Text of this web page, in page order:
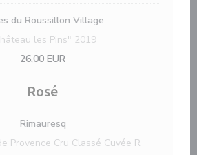
du Roussillon Village
les Pins" 2019
26,00 EUR
Rosé
Rimauresq
Provence Cru Classé Cuvée R